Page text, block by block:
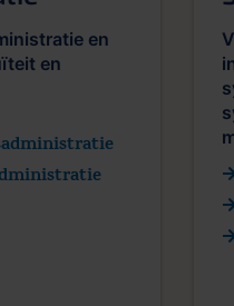
en
en